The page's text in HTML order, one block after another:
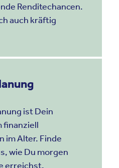
Renditechancen.
auch kräftig
ist Dein
finanziell
im Alter. Finde
wie Du morgen
erreichst.